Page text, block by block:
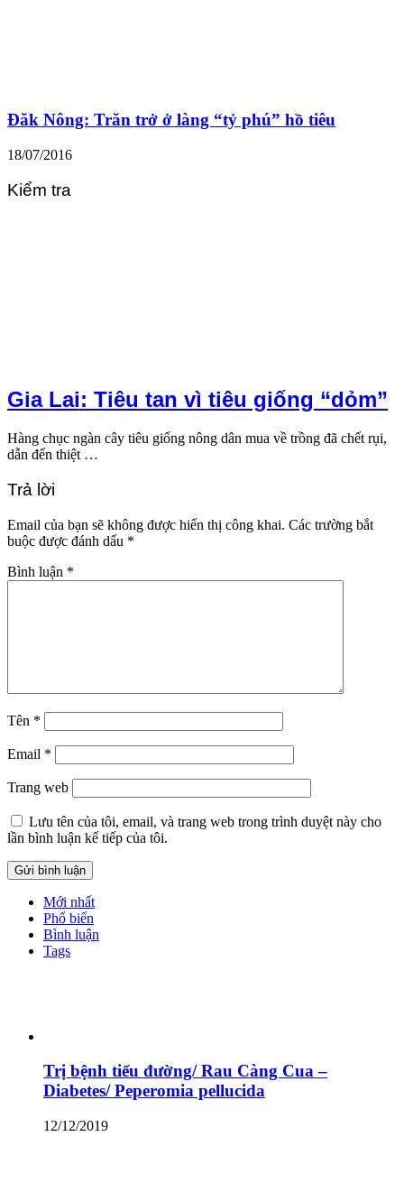
Đăk Nông: Trăn trở ở làng “tỷ phú” hồ tiêu
18/07/2016
Kiểm tra
Gia Lai: Tiêu tan vì tiêu giống “dỏm”
Hàng chục ngàn cây tiêu giống nông dân mua về trồng đã chết rụi,
dẫn đến thiệt …
Trả lời
Email của bạn sẽ không được hiển thị công khai. Các trường bắt
buộc được đánh dấu *
Bình luận *
Tên *
Email *
Trang web
Lưu tên của tôi, email, và trang web trong trình duyệt này cho
lần bình luận kế tiếp của tôi.
Mới nhất
Phổ biến
Bình luận
Tags
Trị bệnh tiểu đường/ Rau Càng Cua –
Diabetes/ Peperomia pellucida
12/12/2019